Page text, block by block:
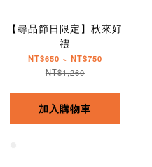
【尋品節日限定】秋來好
禮
NT$650 ~ NT$750
NT$1,260
加入購物車